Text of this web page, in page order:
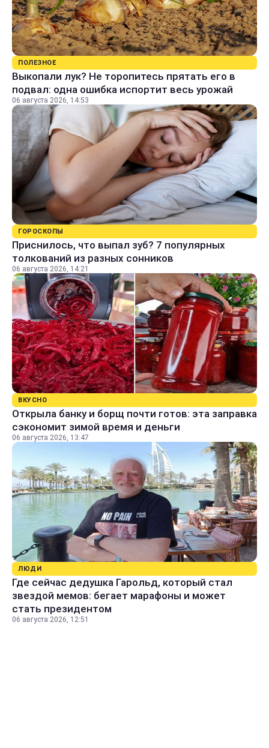
ПОЛЕЗНОЕ
Выкопали лук? Не торопитесь прятать его в
подвал: одна ошибка испортит весь урожай
06 августа 2026, 14:53
ГОРОСКОПЫ
Приснилось, что выпал зуб? 7 популярных
толкований из разных сонников
06 августа 2026, 14:21
ВКУСНО
Открыла банку и борщ почти готов: эта заправка
сэкономит зимой время и деньги
06 августа 2026, 13:47
ЛЮДИ
Где сейчас дедушка Гарольд, который стал
звездой мемов: бегает марафоны и может
стать президентом
06 августа 2026, 12:51